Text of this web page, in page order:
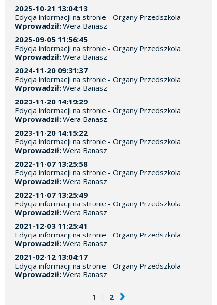
2025-10-21 13:04:13
Edycja informacji na stronie - Organy Przedszkola
Wprowadził: Wera Banasz
2025-09-05 11:56:45
Edycja informacji na stronie - Organy Przedszkola
Wprowadził: Wera Banasz
2024-11-20 09:31:37
Edycja informacji na stronie - Organy Przedszkola
Wprowadził: Wera Banasz
2023-11-20 14:19:29
Edycja informacji na stronie - Organy Przedszkola
Wprowadził: Wera Banasz
2023-11-20 14:15:22
Edycja informacji na stronie - Organy Przedszkola
Wprowadził: Wera Banasz
2022-11-07 13:25:58
Edycja informacji na stronie - Organy Przedszkola
Wprowadził: Wera Banasz
2022-11-07 13:25:49
Edycja informacji na stronie - Organy Przedszkola
Wprowadził: Wera Banasz
2021-12-03 11:25:41
Edycja informacji na stronie - Organy Przedszkola
Wprowadził: Wera Banasz
2021-02-12 13:04:17
Edycja informacji na stronie - Organy Przedszkola
Wprowadził: Wera Banasz
1 | 2